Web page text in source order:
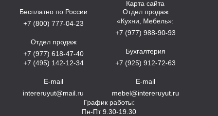
Карта сайта
Бесплатно по России
+7 (800) 777-04-23
Отдел продаж
+7 (977) 618-47-40
+7 (495) 142-12-34
E-mail
intereruyut@mail.ru
Отдел продаж
«Кухни, Мебель»:
+7 (977) 988-90-93
Бухгалтерия
+7 (925) 912-72-63
E-mail
mebel@intereruyut.ru
График работы:
Пн-Пт 9.30-19.30